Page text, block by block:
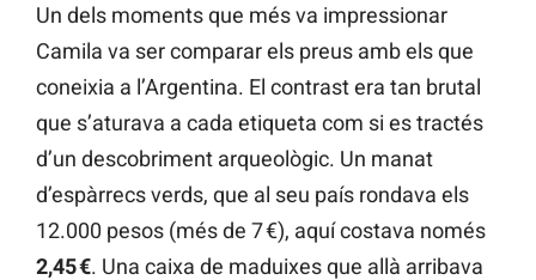
Un dels moments que més va impressionar
Camila va ser comparar els preus amb els que
coneixia a l’Argentina. El contrast era tan brutal
que s’aturava a cada etiqueta com si es tractés
d’un descobriment arqueològic. Un manat
d’espàrrecs verds, que al seu país rondava els
12.000 pesos (més de 7 €), aquí costava només
2,45 €. Una caixa de maduixes que allà arribava